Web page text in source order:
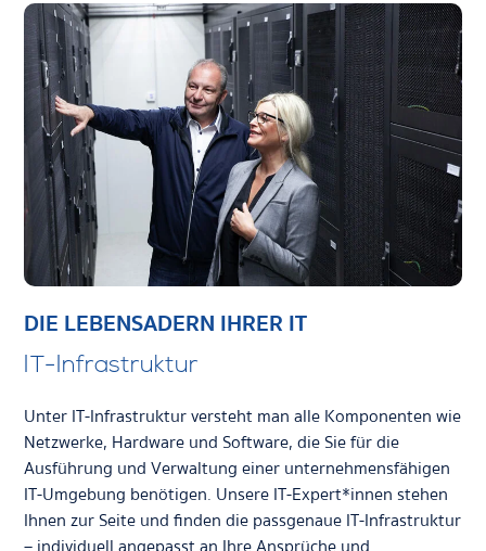
DIE LEBENSADERN IHRER IT
IT-Infrastruktur
Unter IT-Infrastruktur versteht man alle Komponenten wie
Netzwerke, Hardware und Software, die Sie für die
Ausführung und Verwaltung einer unternehmensfähigen
IT-Umgebung benötigen. Unsere IT-Expert*innen stehen
Ihnen zur Seite und finden die passgenaue IT-Infrastruktur